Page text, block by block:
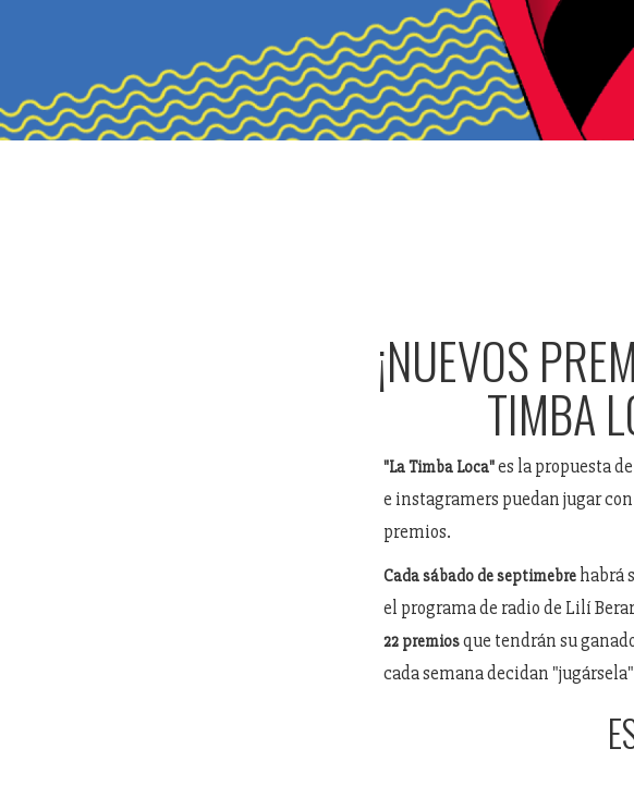
¡NUEVOS
TIMBA
"La Timba Loca"es la propuesta de
e instagramers puedan jugar
premios.
Cada sábado de septimebre habrá
el programa de radio de Lilí
22 premiosque tendrán su
cada semana decidan